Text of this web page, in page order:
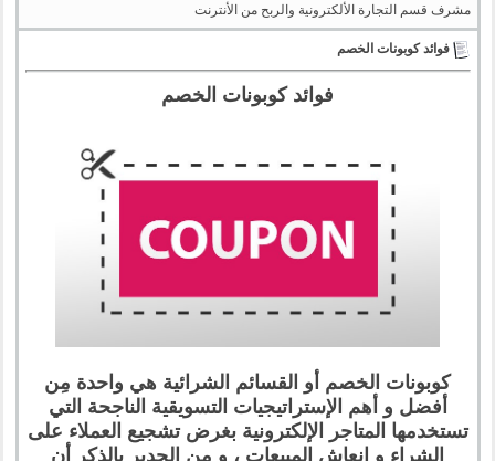
مشرف قسم التجارة الألكترونية والربح من الأنترنت
فوائد كوبونات الخصم
فوائد كوبونات الخصم
كوبونات الخصم أو القسائم الشرائية هي واحدة مِن
أفضل و أهم الإستراتيجيات التسويقية الناجحة التي
تستخدمها المتاجر الإلكترونية بغرض تشجيع العملاء على
الشراء و إنعاش المبيعات ، و مِن الجدير بالذكر أن